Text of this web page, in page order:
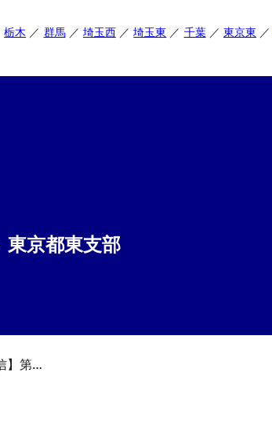
栃木 群馬 埼玉西 埼玉東 千葉 東京東
東京都東支部
【ライブ配信】第30回 板橋区長杯 親善交流大会